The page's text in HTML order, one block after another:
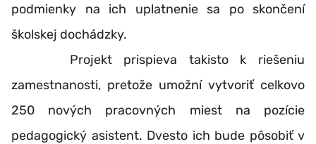
podmienky na ich uplatnenie sa po skončení
školskej dochádzky.
Projekt prispieva takisto k riešeniu
zamestnanosti, pretože umožní vytvoriť celkovo
250 nových pracovných miest na pozície
pedagogický asistent. Dvesto ich bude pôsobiť v